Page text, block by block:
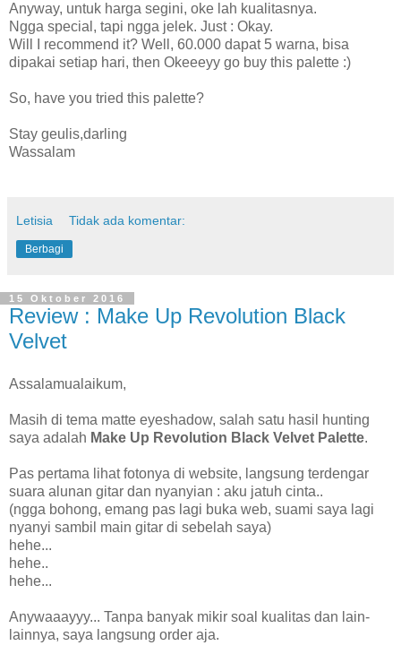
Anyway, untuk harga segini, oke lah kualitasnya.
Ngga special, tapi ngga jelek. Just : Okay.
Will I recommend it? Well, 60.000 dapat 5 warna, bisa
dipakai setiap hari, then Okeeeyy go buy this palette :)
So, have you tried this palette?
Stay geulis,darling
Wassalam
Letisia Tidak ada komentar:
Berbagi
15 Oktober 2016
Review : Make Up Revolution Black
Velvet
Assalamualaikum,
Masih di tema matte eyeshadow, salah satu hasil hunting
saya adalah Make Up Revolution Black Velvet Palette.
Pas pertama lihat fotonya di website, langsung terdengar
suara alunan gitar dan nyanyian : aku jatuh cinta..
(ngga bohong, emang pas lagi buka web, suami saya lagi
nyanyi sambil main gitar di sebelah saya)
hehe...
hehe..
hehe...
Anywaaayyy... Tanpa banyak mikir soal kualitas dan lain-
lainnya, saya langsung order aja.